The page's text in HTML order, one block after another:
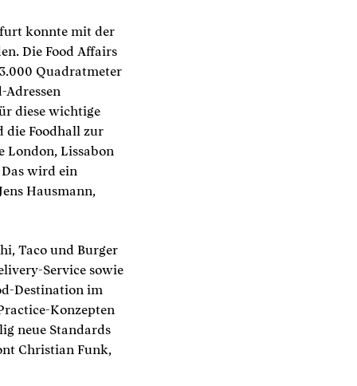
konnte mit der
Die Food Affairs
Quadratmeter
Adressen
diese wichtige
die Foodhall zur
London, Lissabon
wird ein
Hausmann,
Taco und Burger
Service sowie
Destination im
Konzepten
neue Standards
Christian Funk,